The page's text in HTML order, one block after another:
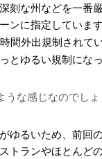
刻な州などを一番
ンに指定していま
時間外出規制されて
とゆるい規制になっ
うな感じなのでしょ
ゆるいため、前回
トランやほとんど